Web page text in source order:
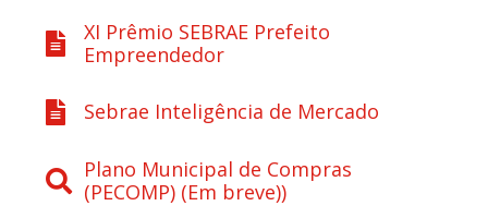
XI Prêmio SEBRAE Prefeito
Empreendedor
Sebrae Inteligência de Mercado
Plano Municipal de Compras
(PECOMP) (Em breve))